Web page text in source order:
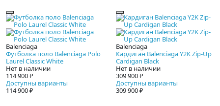
Balenciaga
Футболка поло Balenciaga Polo
Laurel Classic White
Нет в наличии
114 900 ₽
Доступны варианты
114 900 ₽
Balenciaga
Кардиган Balenciaga Y2K Zip-Up
Cardigan Black
Нет в наличии
309 900 ₽
Доступны варианты
309 900 ₽